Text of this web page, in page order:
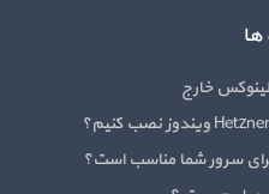
ها
خارج
سرور شما مناسب است؟